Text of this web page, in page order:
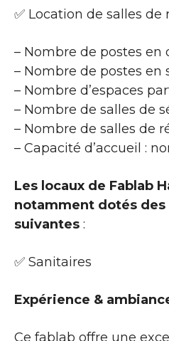
✅ Location de salles de
– Nombre de postes en
– Nombre de postes en
– Nombre d’espaces
– Nombre de salles de
– Nombre de salles de
– Capacité d’accueil :
Les locaux de Fablab
notamment dotés
suivantes :
✅ Sanitaires
Expérience &
Ce fablab offre une